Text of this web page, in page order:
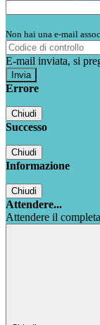
Non hai una e-mail
E-mail inviata, si
Errore
Chiudi
Successo
Chiudi
Informazione
Chiudi
Attendere...
Attendere il